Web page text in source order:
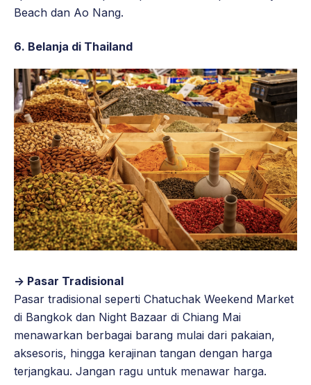
Beach dan Ao Nang.
6. Belanja di Thailand
-> Pasar Tradisional
Pasar tradisional seperti Chatuchak Weekend Market
di Bangkok dan Night Bazaar di Chiang Mai
menawarkan berbagai barang mulai dari pakaian,
aksesoris, hingga kerajinan tangan dengan harga
terjangkau. Jangan ragu untuk menawar harga.